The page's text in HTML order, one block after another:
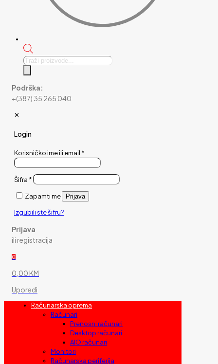
Products
Podrška:
+(387) 35 265 040
✕
Login
Korisničko ime ili email *
Šifra *
Zapamti me Prijava
Izgubili ste šifru?
Prijava
ili registracija
0
0,00 KM
Uporedi
Računarska oprema
Računari
Prenosni računari
Desktop računari
AIO računari
Monitori
Računarska periferija